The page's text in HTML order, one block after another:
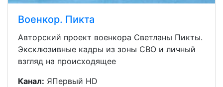
Военкор. Пикта
Авторский проект военкора Светланы Пикты.
Эксклюзивные кадры из зоны СВО и личный
взгляд на происходящее
Канал: ЯПервый HD